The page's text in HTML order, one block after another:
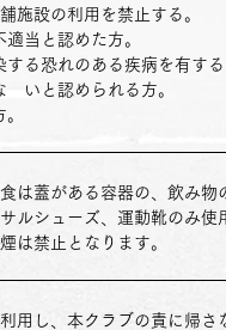
施設の利用を禁止する。
当と認めた方。
る恐れのある疾病を有する
いと認められる方。
は蓋がある容器の、飲み物
ルシューズ、運動靴のみ使
は禁止となります。
用し、本クラブの責に帰